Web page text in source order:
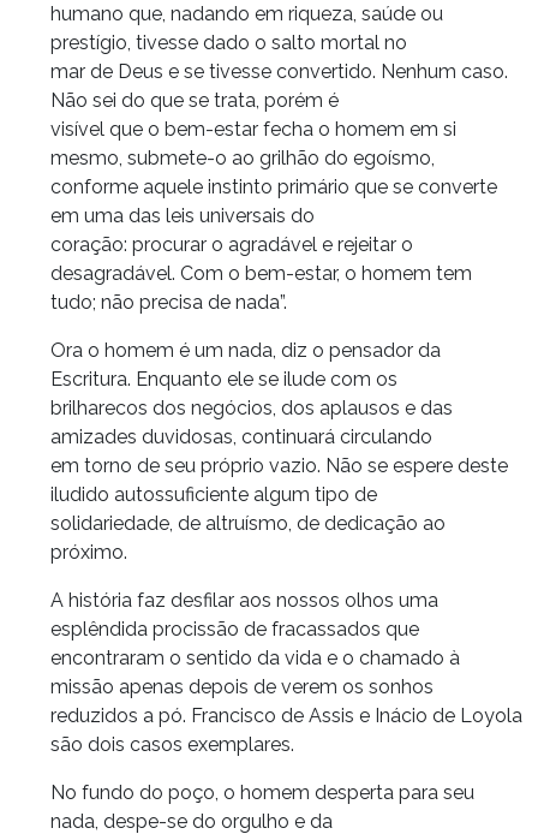
humano que, nadando em riqueza, saúde ou
prestígio, tivesse dado o salto mortal no
mar de Deus e se tivesse convertido. Nenhum caso.
Não sei do que se trata, porém é
visível que o bem-estar fecha o homem em si
mesmo, submete-o ao grilhão do egoísmo,
conforme aquele instinto primário que se converte
em uma das leis universais do
coração: procurar o agradável e rejeitar o
desagradável. Com o bem-estar, o homem tem
tudo; não precisa de nada”.
Ora o homem é um nada, diz o pensador da
Escritura. Enquanto ele se ilude com os
brilharecos dos negócios, dos aplausos e das
amizades duvidosas, continuará circulando
em torno de seu próprio vazio. Não se espere deste
iludido autossuficiente algum tipo de
solidariedade, de altruísmo, de dedicação ao
próximo.
A história faz desfilar aos nossos olhos uma
esplêndida procissão de fracassados que
encontraram o sentido da vida e o chamado à
missão apenas depois de verem os sonhos
reduzidos a pó. Francisco de Assis e Inácio de Loyola
são dois casos exemplares.
No fundo do poço, o homem desperta para seu
nada, despe-se do orgulho e da